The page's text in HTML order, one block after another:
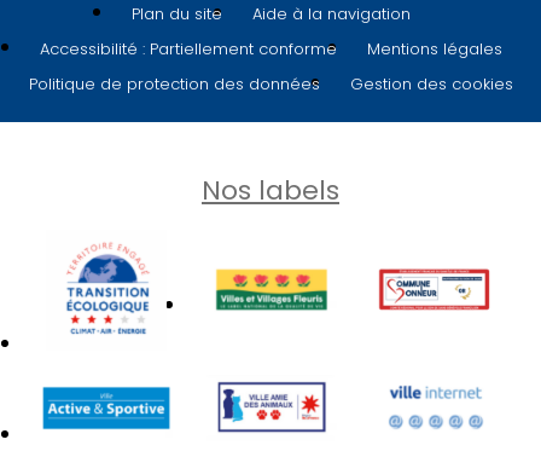
Plan du site
Aide à la navigation
Accessibilité : Partiellement conforme
Mentions légales
Politique de protection des données
Gestion des cookies
Nos labels